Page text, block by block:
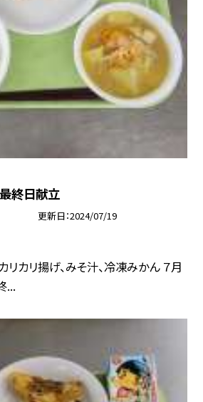
最終日献立
更新日 2024/07/19
リカリ揚げ、みそ汁、冷凍みかん ７月
...